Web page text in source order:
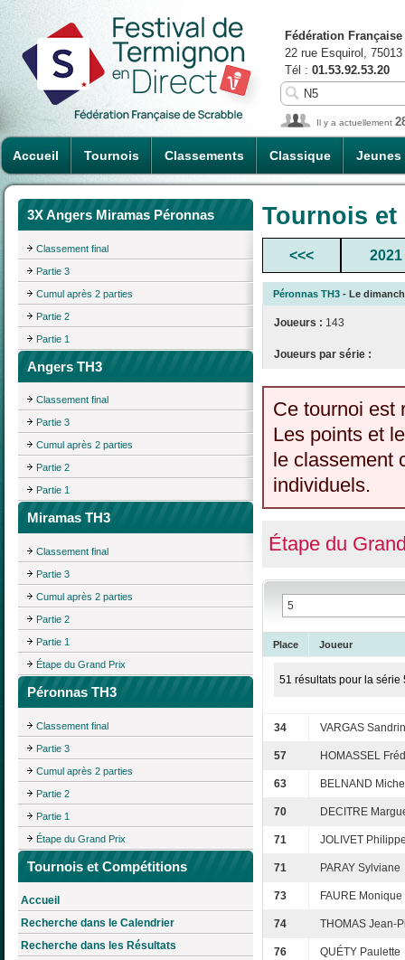
Accueil Tournois Classements Classique Jeunes
Fédération
22 rue Esquirol,
Tél : 01.53.92.53.20
Il y a actuellement
3X Angers Miramas Péronnas
Classement final
Partie 3
Cumul après 2 parties
Partie 2
Partie 1
Angers TH3
Classement final
Partie 3
Cumul après 2 parties
Partie 2
Partie 1
Miramas TH3
Classement final
Partie 3
Cumul après 2 parties
Partie 2
Partie 1
Étape du Grand Prix
Péronnas TH3
Classement final
Partie 3
Cumul après 2 parties
Partie 2
Partie 1
Étape du Grand Prix
Tournois et Compétitions
Accueil
Recherche dans le Calendrier
Recherche dans les Résultats
Tournois
<<< 2021
Péronnas TH3 - Le
Joueurs : 143
Joueurs par série :
Ce tournoi est
Les points et
le classement
individuels.
Étape du
Place Joueur
51 résultats pour la série
34 VARGAS
57 HOMASSEL
63 BELNAND
70 DECITRE
71 JOLIVET
71 PARAY Sylviane
73 FAURE Monique
74 THOMAS Jean-
76 QUÉTY Paulette